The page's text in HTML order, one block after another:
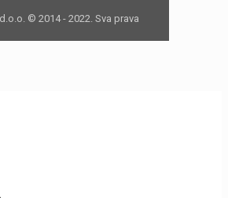
© 2014 - 2022. Sva prava